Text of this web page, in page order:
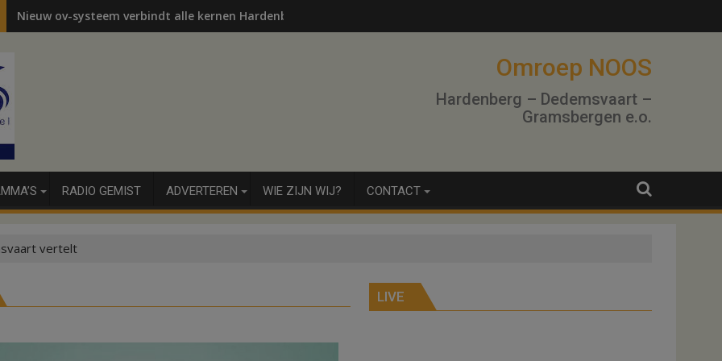
Nieuw ov-systeem verbindt alle kernen Hardenberg
Omroep NOOS
Hardenberg – Dedemsvaart –
Gramsbergen e.o.
RADIO GEMIST ADVERTEREN WIE ZIJN WIJ? CONTACT
vertelt
LIVE